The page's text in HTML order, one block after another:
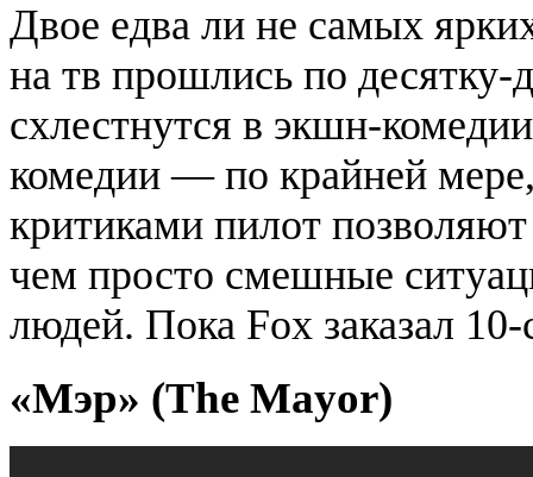
Двое едва ли не самых
на тв прошлись по
схлестнутся в экшн-
комедии — по крайней
критиками пилот
чем просто смешные
людей. Пока Fox заказал
«Мэр» (The Mayor)